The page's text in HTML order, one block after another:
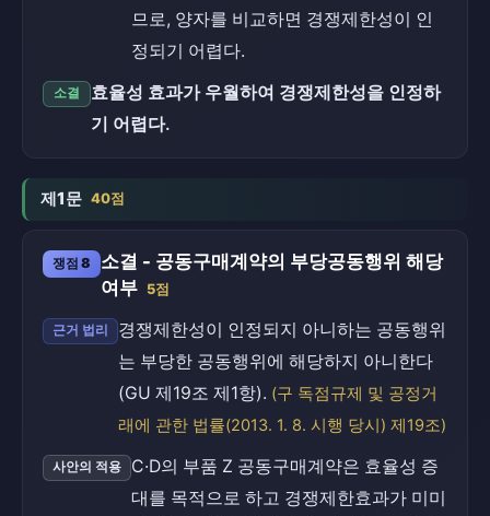
므로, 양자를 비교하면 경쟁제한성이 인
정되기 어렵다.
소결
효율성 효과가 우월하여 경쟁제한성을 인정하
기 어렵다.
제1문 40점
쟁점 8
소결 - 공동구매계약의 부당공동행위 해당
여부 5점
근거 법리
경쟁제한성이 인정되지 아니하는 공동행위
는 부당한 공동행위에 해당하지 아니한다
(GU 제19조 제1항). (구 독점규제 및 공정거
래에 관한 법률(2013. 1. 8. 시행 당시) 제19조)
사안의 적용
C·D의 부품 Z 공동구매계약은 효율성 증
대를 목적으로 하고 경쟁제한효과가 미미